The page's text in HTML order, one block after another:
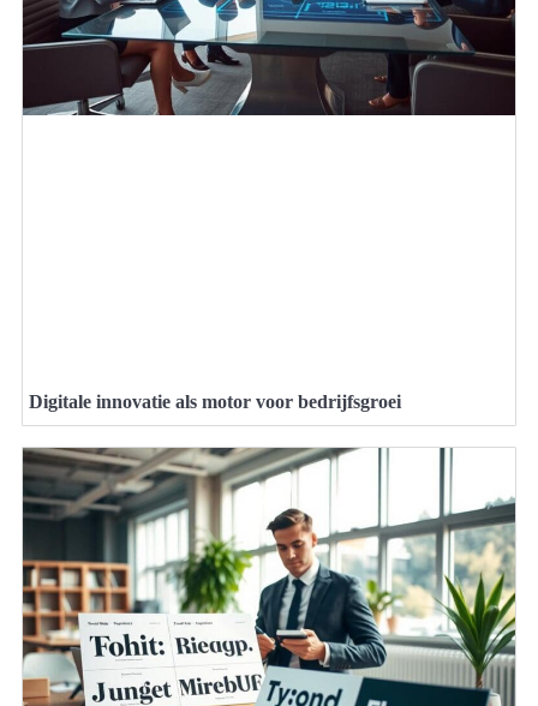
Digitale innovatie als motor voor bedrijfsgroei